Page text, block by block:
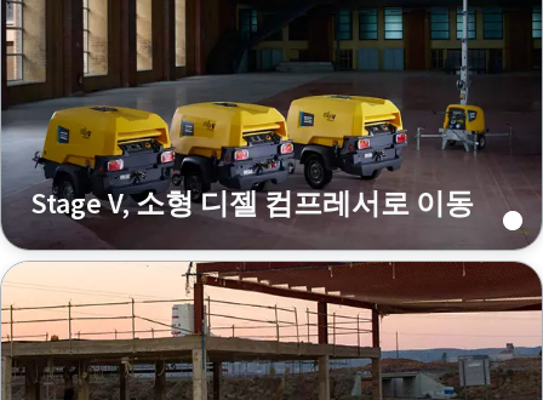
Stage V, 소형 디젤 컴프레서로 이동